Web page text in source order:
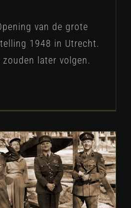
van de grote
1948 in Utrecht.
later volgen.
de generaal M.J.P.Th
Koenig